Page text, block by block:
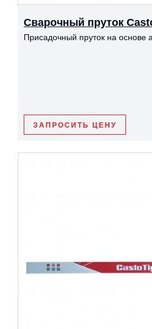
Сварочный пруток
Присадочный пруток на основе
ЗАПРОСИТЬ ЦЕНУ